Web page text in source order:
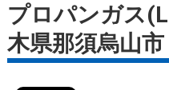
プロパンガス
木県那須烏山